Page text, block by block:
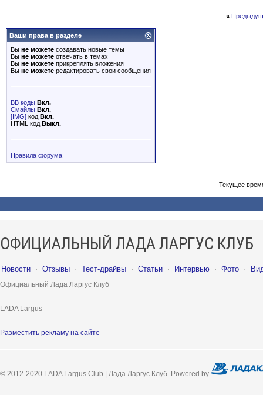
«
Ваши права в разделе
Вы не можете создавать новые темы
Вы не можете отвечать в темах
Вы не можете прикреплять вложения
Вы не можете редактировать свои сообщения
BB коды Вкл.
Смайлы Вкл.
[IMG] код Вкл.
HTML код Выкл.
Правила форума
Текущее
ОФИЦИАЛЬНЫЙ ЛАДА ЛАРГУС КЛУБ
Новости · Отзывы · Тест-драйвы · Статьи · Интервью · Фото ·
Официальный Лада Ларгус Клуб
LADA Largus
Разместить рекламу на сайте
© 2012-2020 LADA Largus Club | Лада Ларгус Клуб. Powered by